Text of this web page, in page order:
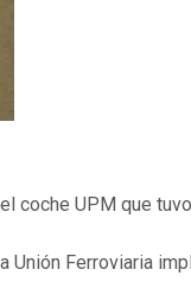
coche UPM que
Ferroviaria